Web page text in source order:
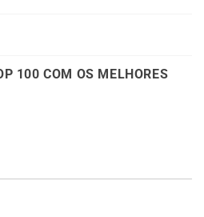
100 COM OS MELHORES